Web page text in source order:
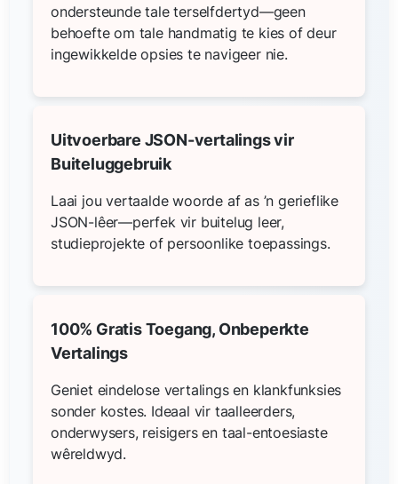
ondersteunde tale terselfdertyd—geen
behoefte om tale handmatig te kies of deur
ingewikkelde opsies te navigeer nie.
Uitvoerbare JSON-vertalings vir
Buiteluggebruik
Laai jou vertaalde woorde af as ’n gerieflike
JSON-lêer—perfek vir buitelug leer,
studieprojekte of persoonlike toepassings.
100% Gratis Toegang, Onbeperkte
Vertalings
Geniet eindelose vertalings en klankfunksies
sonder kostes. Ideaal vir taalleerders,
onderwysers, reisigers en taal-entoesiaste
wêreldwyd.